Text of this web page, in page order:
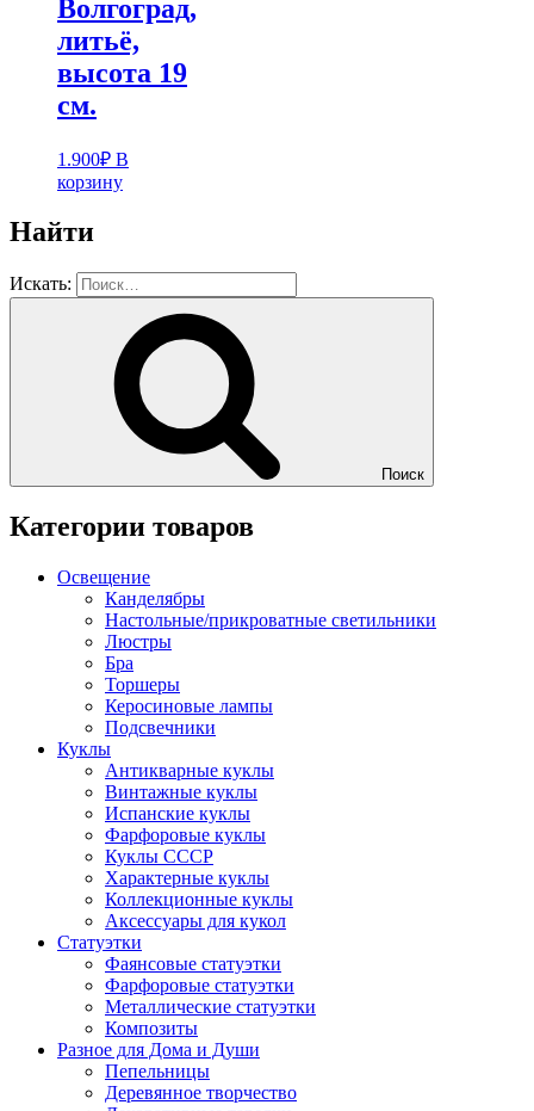
Волгоград,
литьё,
высота 19
см.
1.900₽ В
корзину
Найти
Искать:
Поиск
Категории товаров
Освещение
Канделябры
Настольные/прикроватные светильники
Люстры
Бра
Торшеры
Керосиновые лампы
Подсвечники
Куклы
Антикварные куклы
Винтажные куклы
Испанские куклы
Фарфоровые куклы
Куклы СССР
Характерные куклы
Коллекционные куклы
Аксессуары для кукол
Статуэтки
Фаянсовые статуэтки
Фарфоровые статуэтки
Металлические статуэтки
Композиты
Разное для Дома и Души
Пепельницы
Деревянное творчество